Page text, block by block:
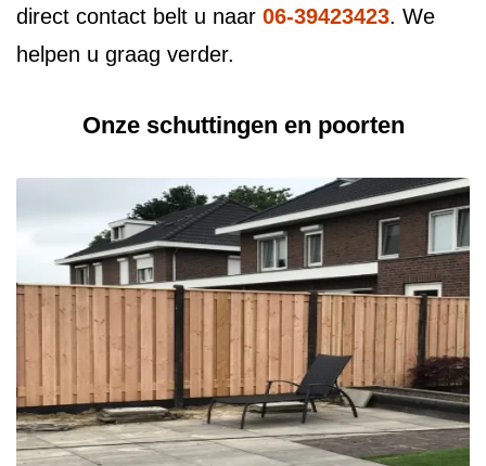
direct contact belt u naar 06-39423423. We
helpen u graag verder.
Onze schuttingen en poorten